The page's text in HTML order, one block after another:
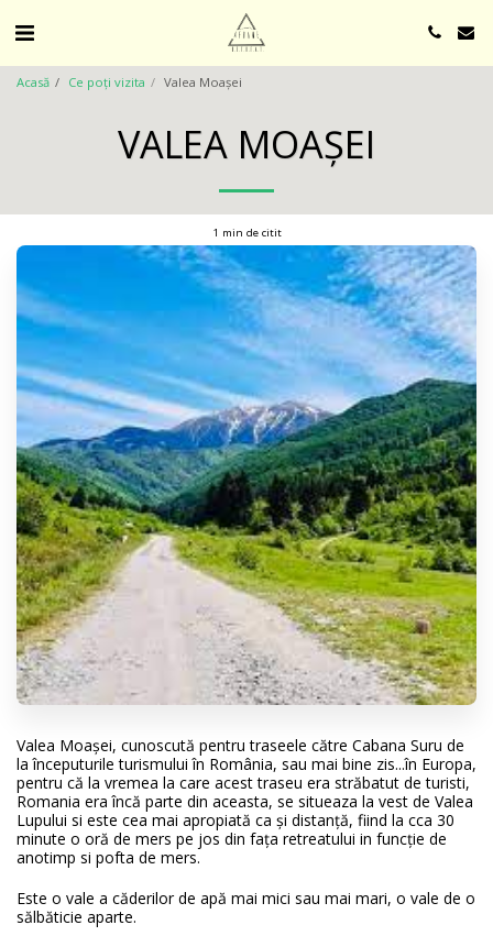
Acasă Ce poți vizita Valea Moașei
VALEA MOAȘEI
1 min de citit
Valea Moașei, cunoscută pentru traseele către Cabana Suru de
la începuturile turismului în România, sau mai bine zis...în Europa,
pentru că la vremea la care acest traseu era străbatut de turisti,
Romania era încă parte din aceasta, se situeaza la vest de Valea
Lupului si este cea mai apropiată ca și distanță, fiind la cca 30
minute o oră de mers pe jos din fața retreatului in funcție de
anotimp si pofta de mers.
Este o vale a căderilor de apă mai mici sau mai mari, o vale de o
sălbăticie aparte.